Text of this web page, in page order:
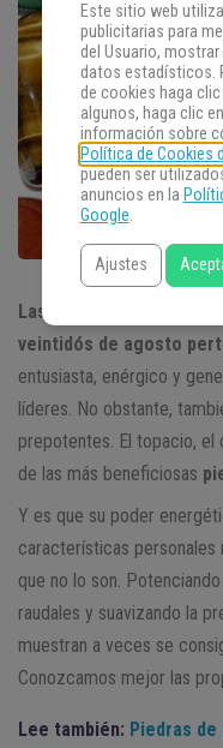
Las personas nacidas
veintidós de agosto
entusiasta, enérgico y
líderes. No obstante,
prepotentes. El topacio, el
de las más beneficiosas
Y es que su poder
características personales
que no lo son.
raudales y suavizando la
muestran a veces se
Conozcamos mejor las
Lee también: Piedras
Este sitio web
publicitarias para
del Usuario,
datos estadísticos.
de cookies haga clic
algunos, haga clic en
información sobre
Política de Cookies
pueden ser
anuncios en la
Google.
Ajustes